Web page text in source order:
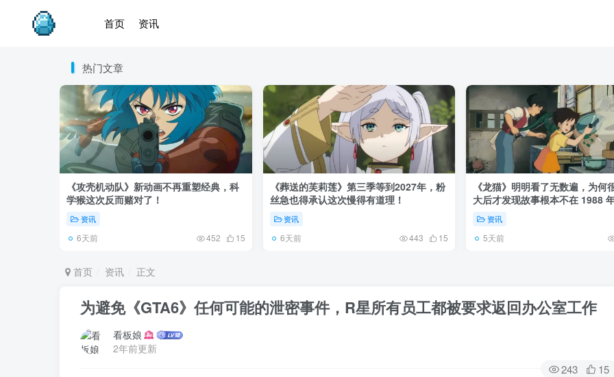
首页 资讯
热门文章
《攻壳机动队》新动画不再重塑经典，科
学猴这次反而赌对了！
资讯
6天前 452 15
《葬送的芙莉莲》第三季等到2027年，粉
丝急也得承认这次慢得有道理！
资讯
6天前 443 15
《龙猫》明明看了无数遍，为何
大后才发现故事根本不在 1988
资讯
5天前
首页 资讯 正文
为避免《GTA6》任何可能的泄密事件，R星所有员工都被要求返回办公室工作
看板娘
2年前更新
243 15